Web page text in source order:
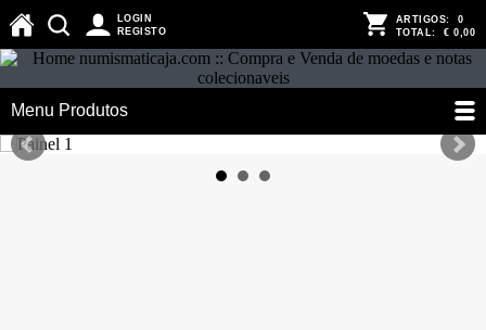
LOGIN
REGISTO
ARTIGOS: 0
TOTAL: € 0,00
Menu Produtos